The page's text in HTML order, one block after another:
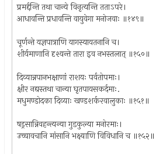
प्रमर्द्दन्ति तथा चान्ये विनृत्यन्ति तताऽपरे।
आधावन्ति प्रधावन्ति वायुवेगा मनोजवाः ॥१४९॥
चूर्णन्ते यज्ञपात्राणि यागस्यायतनानि च।
शीर्यमाणानि दृश्यन्ते तारा इव नभस्तलात् ॥१५०॥
दिव्यान्नपानभक्षाणां राशयः पर्वतोपमाः।
क्षीर नद्यस्तथा चान्या घृतपायसकर्दमाः.
मधुमण्डोदका दिव्याः खण्डशर्करवालुकाः ॥१५१॥
षड्रसान्निवहन्त्यन्या गुडकुल्या मनोरमाः।
उच्चावचानि मांसानि भक्ष्याणि विविधानि च ॥१५२॥